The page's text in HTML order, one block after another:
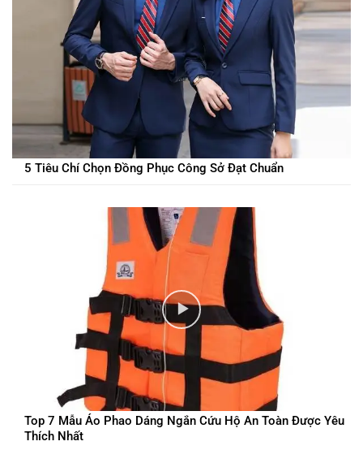
5 Tiêu Chí Chọn Đồng Phục Công Sở Đạt Chuẩn
Top 7 Mẫu Áo Phao Dáng Ngắn Cứu Hộ An Toàn Được Yêu
Thích Nhất